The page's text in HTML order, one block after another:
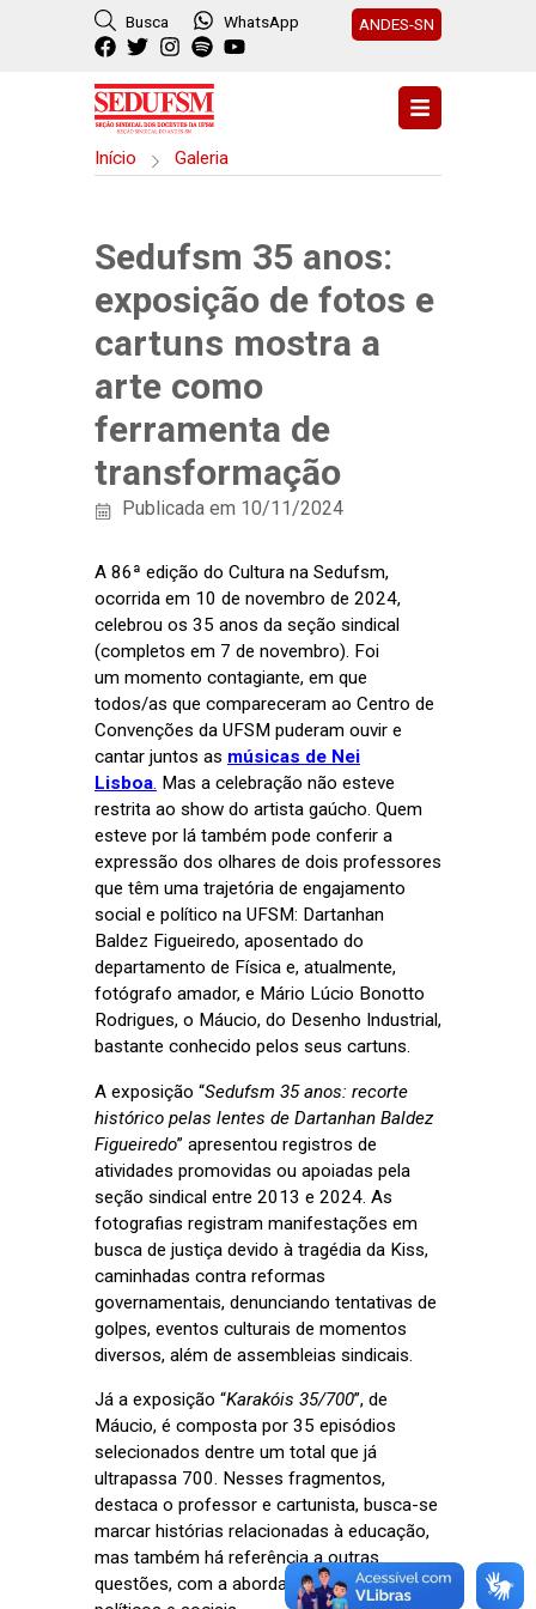
Busca WhatsApp ANDES-SN
Início Galeria
Sedufsm 35 anos:
exposição de fotos e
cartuns mostra a
arte como
ferramenta de
transformação
Publicada em 10/11/2024
A 86ª edição do Cultura na Sedufsm,
ocorrida em 10 de novembro de 2024,
celebrou os 35 anos da seção sindical
(completos em 7 de novembro). Foi
um momento contagiante, em que
todos/as que compareceram ao Centro de
Convenções da UFSM puderam ouvir e
cantar juntos as músicas de Nei
Lisboa. Mas a celebração não esteve
restrita ao show do artista gaúcho. Quem
esteve por lá também pode conferir a
expressão dos olhares de dois professores
que têm uma trajetória de engajamento
social e político na UFSM: Dartanhan
Baldez Figueiredo, aposentado do
departamento de Física e, atualmente,
fotógrafo amador, e Mário Lúcio Bonotto
Rodrigues, o Máucio, do Desenho Industrial,
bastante conhecido pelos seus cartuns.
A exposição “Sedufsm 35 anos: recorte
histórico pelas lentes de Dartanhan Baldez
Figueiredo” apresentou registros de
atividades promovidas ou apoiadas pela
seção sindical entre 2013 e 2024. As
fotografias registram manifestações em
busca de justiça devido à tragédia da Kiss,
caminhadas contra reformas
governamentais, denunciando tentativas de
golpes, eventos culturais de momentos
diversos, além de assembleias sindicais.
Já a exposição “Karakóis 35/700”, de
Máucio, é composta por 35 episódios
selecionados dentre um total que já
ultrapassa 700. Nesses fragmentos,
destaca o professor e cartunista, busca-se
marcar histórias relacionadas à educação,
mas também há referência a outras
questões, com a abordagem de temas